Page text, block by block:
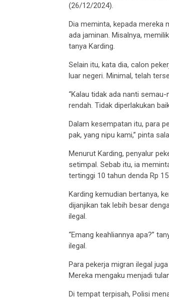
(26/12/2024).
Dia meminta, kepada mereka
ada jaminan. Misalnya,
tanya Karding.
Selain itu, kata dia, calon
luar negeri. Minimal, telah
“Kalau tidak ada nanti
rendah. Tidak diperlakukan
Dalam kesempatan itu, para
pak, yang nipu kami,” pinta
Menurut Karding, penyalur
setimpal. Sebab itu, ia
tertinggi 10 tahun denda Rp
Karding kemudian bertanya,
dijanjikan tak lebih besar
ilegal.
“Emang keahliannya apa?”
ilegal.
Para pekerja migran ilegal
Mereka mengaku menjadi
Di tempat terpisah, Polisi